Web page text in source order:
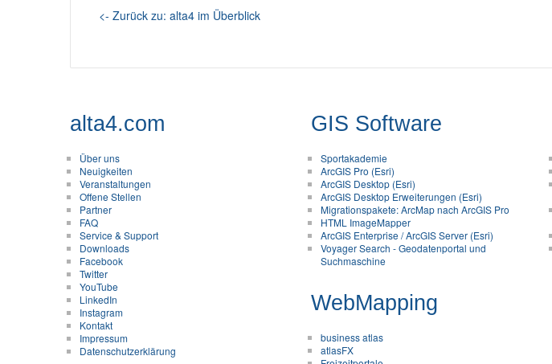
<- Zurück zu: alta4 im Überblick
alta4.com
Über uns
Neuigkeiten
Veranstaltungen
Offene Stellen
Partner
FAQ
Service & Support
Downloads
Facebook
Twitter
YouTube
LinkedIn
Instagram
Kontakt
Impressum
Datenschutzerklärung
GIS Software
Sportakademie
ArcGIS Pro (Esri)
ArcGIS Desktop (Esri)
ArcGIS Desktop Erweiterungen (Esri)
Migrationspakete: ArcMap nach ArcGIS Pro
HTML ImageMapper
ArcGIS Enterprise / ArcGIS Server (Esri)
Voyager Search - Geodatenportal und
Suchmaschine
WebMapping
business atlas
atlasFX